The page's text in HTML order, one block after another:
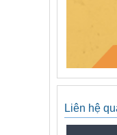
Liên hệ